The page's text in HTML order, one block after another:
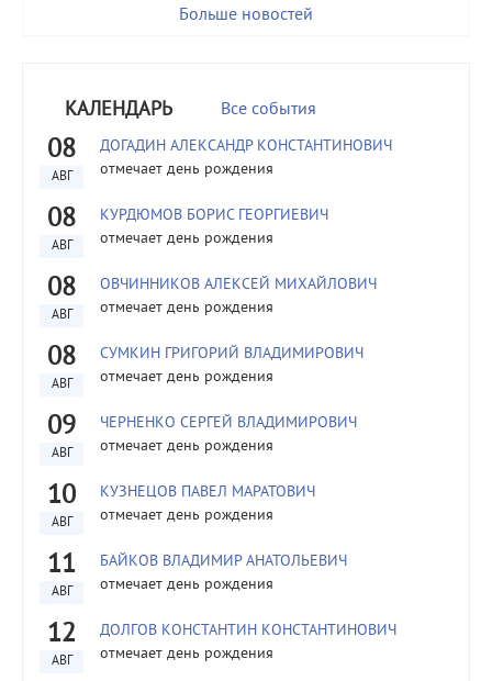
Больше новостей
КАЛЕНДАРЬ Все события
08
АВГ
ДОГАДИН АЛЕКСАНДР КОНСТАНТИНОВИЧ
отмечает день рождения
08
АВГ
КУРДЮМОВ БОРИС ГЕОРГИЕВИЧ
отмечает день рождения
08
АВГ
ОВЧИННИКОВ АЛЕКСЕЙ МИХАЙЛОВИЧ
отмечает день рождения
08
АВГ
СУМКИН ГРИГОРИЙ ВЛАДИМИРОВИЧ
отмечает день рождения
09
АВГ
ЧЕРНЕНКО СЕРГЕЙ ВЛАДИМИРОВИЧ
отмечает день рождения
10
АВГ
КУЗНЕЦОВ ПАВЕЛ МАРАТОВИЧ
отмечает день рождения
11
АВГ
БАЙКОВ ВЛАДИМИР АНАТОЛЬЕВИЧ
отмечает день рождения
12
АВГ
ДОЛГОВ КОНСТАНТИН КОНСТАНТИНОВИЧ
отмечает день рождения